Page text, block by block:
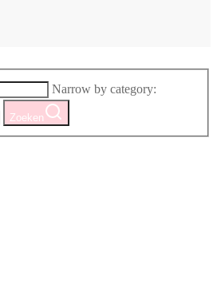
Narrow by category:
Zoeken